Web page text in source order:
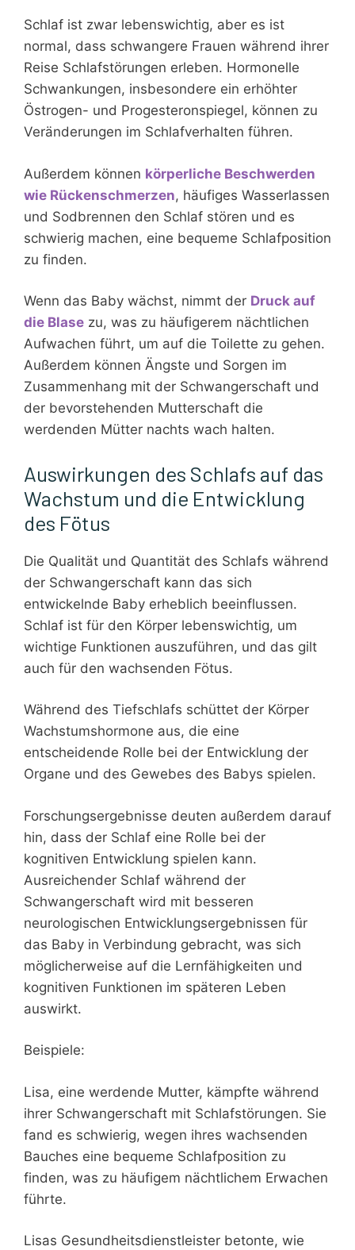
Schlaf ist zwar lebenswichtig, aber es ist
normal, dass schwangere Frauen während ihrer
Reise Schlafstörungen erleben. Hormonelle
Schwankungen, insbesondere ein erhöhter
Östrogen- und Progesteronspiegel, können zu
Veränderungen im Schlafverhalten führen.
Außerdem können körperliche Beschwerden
wie Rückenschmerzen, häufiges Wasserlassen
und Sodbrennen den Schlaf stören und es
schwierig machen, eine bequeme Schlafposition
zu finden.
Wenn das Baby wächst, nimmt der Druck auf
die Blase zu, was zu häufigerem nächtlichen
Aufwachen führt, um auf die Toilette zu gehen.
Außerdem können Ängste und Sorgen im
Zusammenhang mit der Schwangerschaft und
der bevorstehenden Mutterschaft die
werdenden Mütter nachts wach halten.
Auswirkungen des Schlafs auf das
Wachstum und die Entwicklung
des Fötus
Die Qualität und Quantität des Schlafs während
der Schwangerschaft kann das sich
entwickelnde Baby erheblich beeinflussen.
Schlaf ist für den Körper lebenswichtig, um
wichtige Funktionen auszuführen, und das gilt
auch für den wachsenden Fötus.
Während des Tiefschlafs schüttet der Körper
Wachstumshormone aus, die eine
entscheidende Rolle bei der Entwicklung der
Organe und des Gewebes des Babys spielen.
Forschungsergebnisse deuten außerdem darauf
hin, dass der Schlaf eine Rolle bei der
kognitiven Entwicklung spielen kann.
Ausreichender Schlaf während der
Schwangerschaft wird mit besseren
neurologischen Entwicklungsergebnissen für
das Baby in Verbindung gebracht, was sich
möglicherweise auf die Lernfähigkeiten und
kognitiven Funktionen im späteren Leben
auswirkt.
Beispiele:
Lisa, eine werdende Mutter, kämpfte während
ihrer Schwangerschaft mit Schlafstörungen. Sie
fand es schwierig, wegen ihres wachsenden
Bauches eine bequeme Schlafposition zu
finden, was zu häufigem nächtlichem Erwachen
führte.
Lisas Gesundheitsdienstleister betonte, wie